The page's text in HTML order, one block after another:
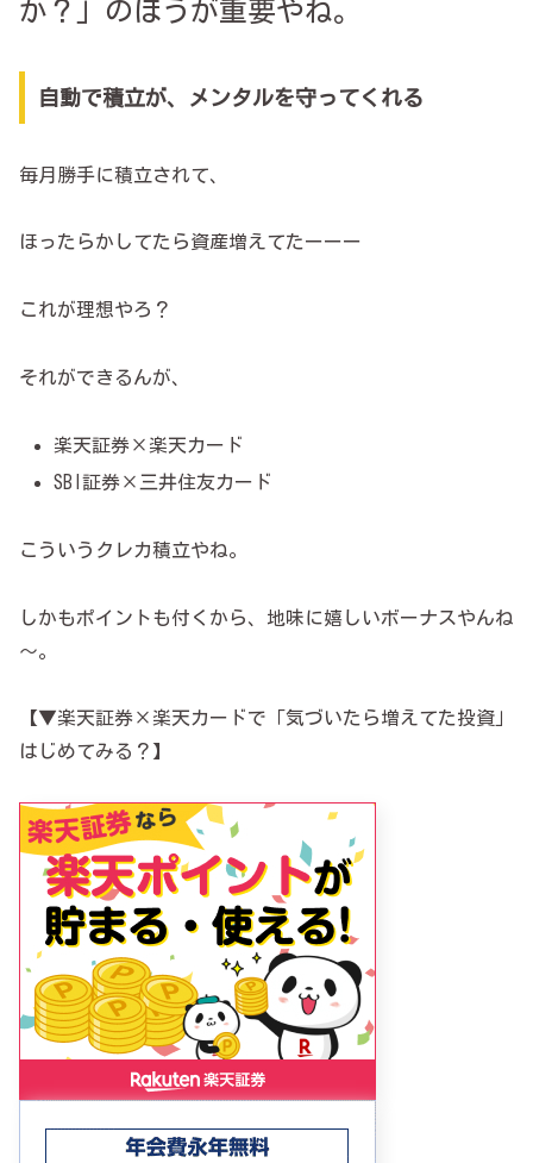
か？」のほうが重要やね。
自動で積立が、メンタルを守ってくれる
毎月勝手に積立されて、
ほったらかしてたら資産増えてたーーー
これが理想やろ？
それができるんが、
楽天証券×楽天カード
SBI証券×三井住友カード
こういうクレカ積立やね。
しかもポイントも付くから、地味に嬉しいボーナスやんね
～。
【▼楽天証券×楽天カードで「気づいたら増えてた投資」
はじめてみる？】